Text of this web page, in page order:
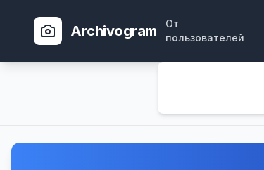
Archivogram
От
пользователей